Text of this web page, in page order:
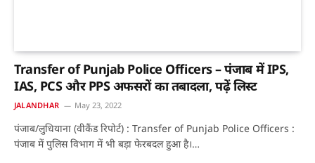
Transfer of Punjab Police Officers – पंजाब में IPS,
IAS, PCS और PPS अफसरों का तबादला, पढ़ें लिस्ट
JALANDHAR May 23, 2022
पंजाब/लुधियाना (वीकैंड रिपोर्ट) : Transfer of Punjab Police Officers :
पंजाब में पुलिस विभाग में भी बड़ा फेरबदल हुआ है।…